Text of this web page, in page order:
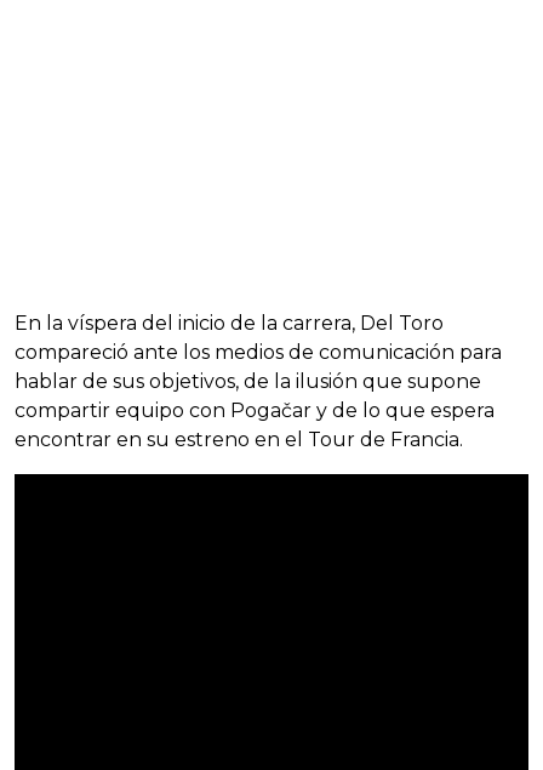
En la víspera del inicio de la carrera, Del Toro
compareció ante los medios de comunicación para
hablar de sus objetivos, de la ilusión que supone
compartir equipo con Pogačar y de lo que espera
encontrar en su estreno en el Tour de Francia.